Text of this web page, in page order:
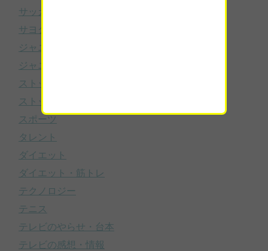
サッカー
サヨク・ネトウヨ
ジャニーズ
ジャニーズのスキャンダル・噂
ストック
ストック（VIP・mate4641）
スポーツ
タレント
ダイエット
ダイエット・筋トレ
テクノロジー
テニス
テレビのやらせ・台本
テレビの感想・情報